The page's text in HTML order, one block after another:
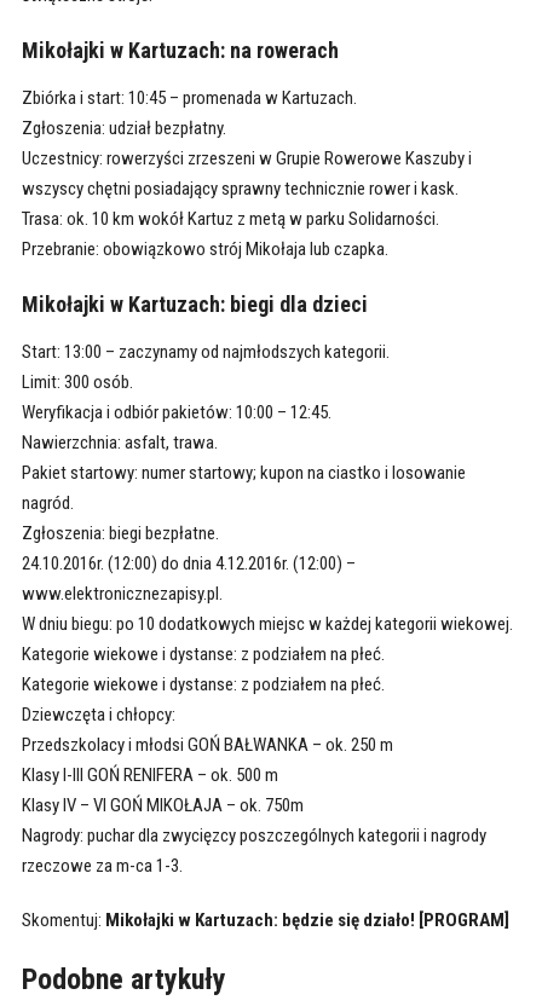
Mikołajki w Kartuzach: na rowerach
Zbiórka i start: 10:45 – promenada w Kartuzach.
Zgłoszenia: udział bezpłatny.
Uczestnicy: rowerzyści zrzeszeni w Grupie Rowerowe Kaszuby i
wszyscy chętni posiadający sprawny technicznie rower i kask.
Trasa: ok. 10 km wokół Kartuz z metą w parku Solidarności.
Przebranie: obowiązkowo strój Mikołaja lub czapka.
Mikołajki w Kartuzach: biegi dla dzieci
Start: 13:00 – zaczynamy od najmłodszych kategorii.
Limit: 300 osób.
Weryfikacja i odbiór pakietów: 10:00 – 12:45.
Nawierzchnia: asfalt, trawa.
Pakiet startowy: numer startowy; kupon na ciastko i losowanie
nagród.
Zgłoszenia: biegi bezpłatne.
24.10.2016r. (12:00) do dnia 4.12.2016r. (12:00) –
www.elektronicznezapisy.pl.
W dniu biegu: po 10 dodatkowych miejsc w każdej kategorii wiekowej.
Kategorie wiekowe i dystanse: z podziałem na płeć.
Kategorie wiekowe i dystanse: z podziałem na płeć.
Dziewczęta i chłopcy:
Przedszkolacy i młodsi GOŃ BAŁWANKA – ok. 250 m
Klasy I-III GOŃ RENIFERA – ok. 500 m
Klasy IV – VI GOŃ MIKOŁAJA – ok. 750m
Nagrody: puchar dla zwycięzcy poszczególnych kategorii i nagrody
rzeczowe za m-ca 1-3.
Skomentuj: Mikołajki w Kartuzach: będzie się działo! [PROGRAM]
Podobne artykuły